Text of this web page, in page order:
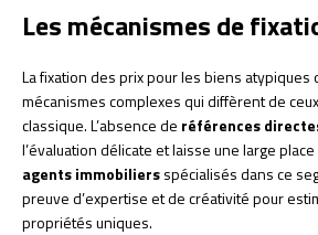
Les mécanismes de
La fixation des prix pour les biens atypiques
mécanismes complexes qui diffèrent de
classique. L’absence de références
l’évaluation délicate et laisse une large
agents immobiliersspécialisés dans ce
preuve d’expertise et de créativité pour
propriétés uniques.